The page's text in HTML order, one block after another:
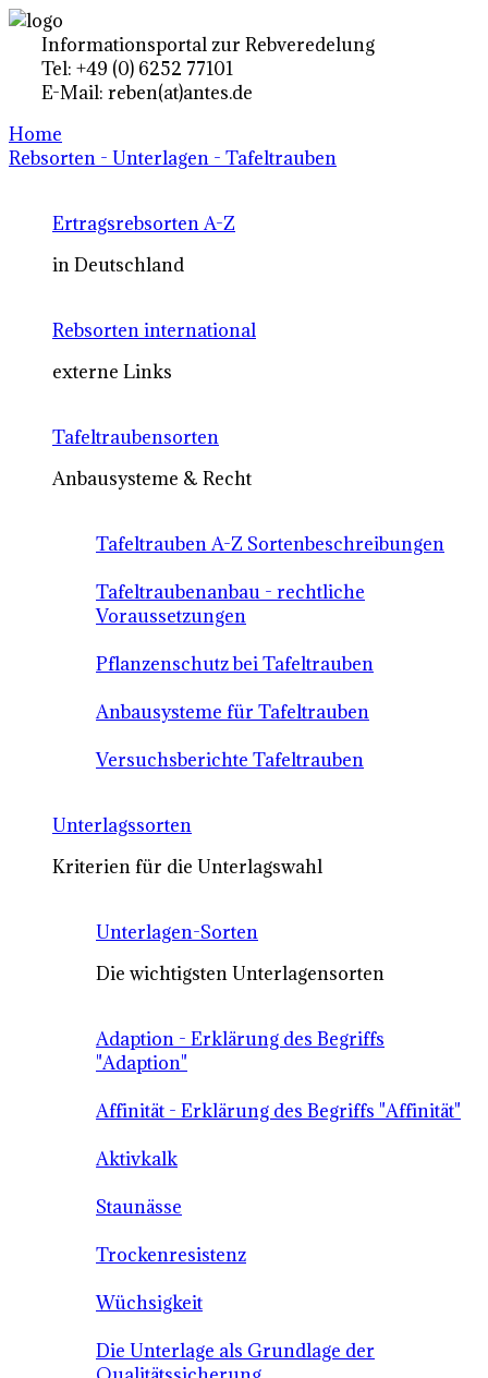
Informationsportal zur Rebveredelung
Tel: +49 (0) 6252 77101
E-Mail: reben(at)antes.de
Home
Rebsorten - Unterlagen - Tafeltrauben
Ertragsrebsorten A-Z
in Deutschland
Rebsorten international
externe Links
Tafeltraubensorten
Anbausysteme & Recht
Tafeltrauben A-Z Sortenbeschreibungen
Tafeltraubenanbau - rechtliche
Voraussetzungen
Pflanzenschutz bei Tafeltrauben
Anbausysteme für Tafeltrauben
Versuchsberichte Tafeltrauben
Unterlagssorten
Kriterien für die Unterlagswahl
Unterlagen-Sorten
Die wichtigsten Unterlagensorten
Adaption - Erklärung des Begriffs
"Adaption"
Affinität - Erklärung des Begriffs "Affinität"
Aktivkalk
Staunässe
Trockenresistenz
Wüchsigkeit
Die Unterlage als Grundlage der